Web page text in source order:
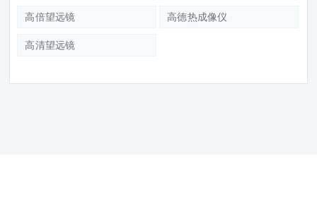
高倍望远镜 高德热成像仪
高清望远镜